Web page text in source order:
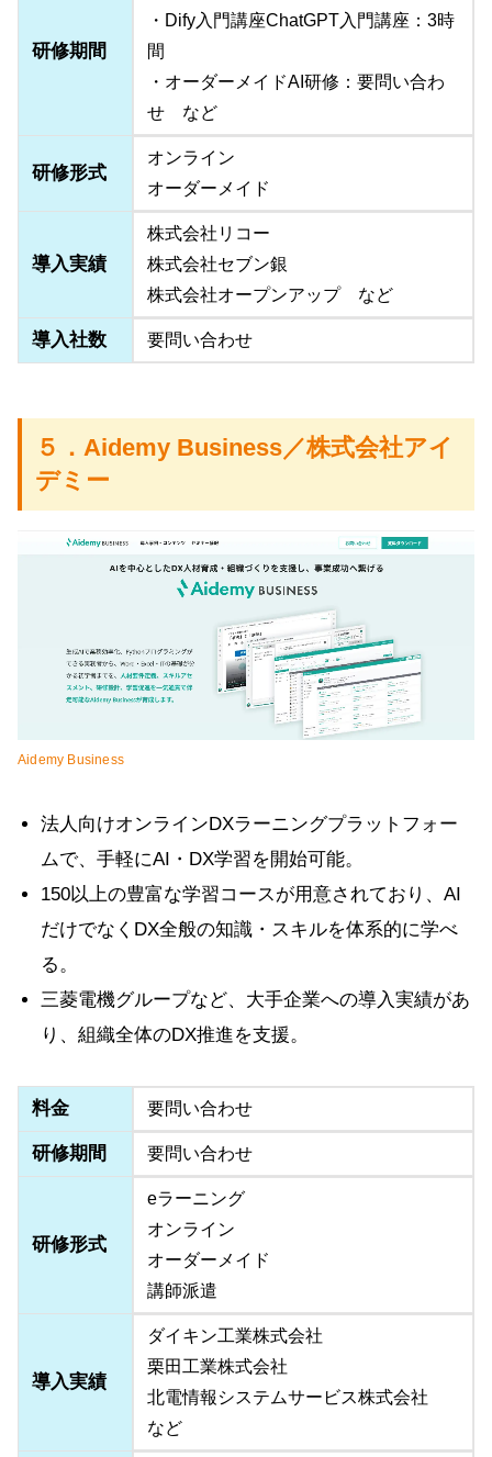
研修期間
・Dify入門講座ChatGPT入門講座：3時
間
・オーダーメイドAI研修：要問い合わ
せ など
研修形式
オンライン
オーダーメイド
導入実績
株式会社リコー
株式会社セブン銀
株式会社オープンアップ など
導入社数 要問い合わせ
５．Aidemy Business／株式会社アイ
デミー
Aidemy Business
法人向けオンラインDXラーニングプラットフォー
ムで、手軽にAI・DX学習を開始可能。
150以上の豊富な学習コースが用意されており、AI
だけでなくDX全般の知識・スキルを体系的に学べ
る。
三菱電機グループなど、大手企業への導入実績があ
り、組織全体のDX推進を支援。
料金 要問い合わせ
研修期間 要問い合わせ
研修形式
eラーニング
オンライン
オーダーメイド
講師派遣
導入実績
ダイキン工業株式会社
栗田工業株式会社
北電情報システムサービス株式会社
など